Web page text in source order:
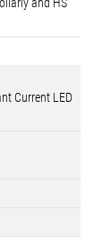
Current LED